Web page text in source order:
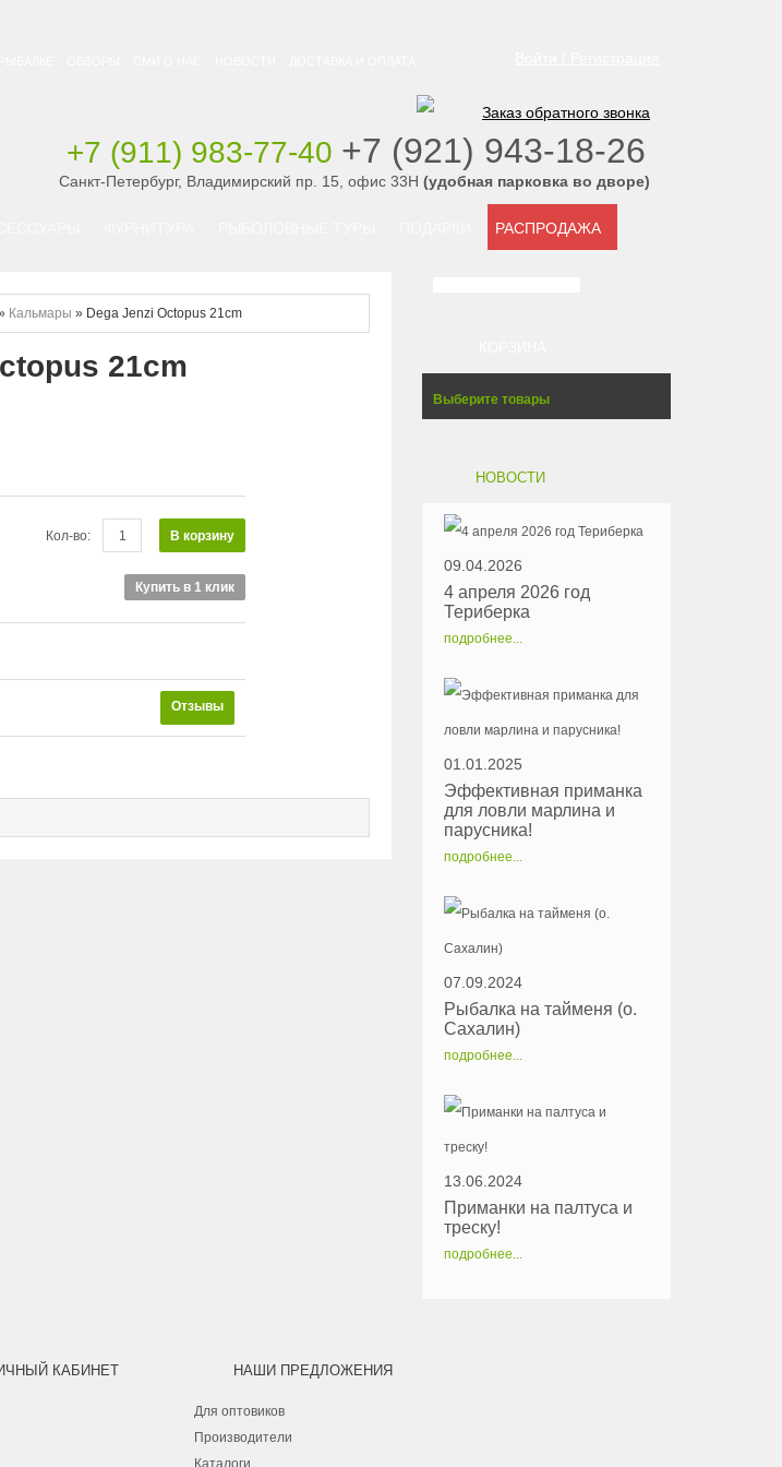
РАСПРОДАЖА
Заказ обратного звонка
+7 (911) 983-77-40 ‭+7 (921) 943-18-26
Санкт-Петербург, Владимирский пр. 15, офис 33Н (удобная парковка во дворе)
Кальмары » Dega Jenzi Octopus 21cm
21cm
В корзину
Кол-во:
Купить в 1 клик
Отзывы
Выберите товары
НОВОСТИ
09.04.2026
4 апреля 2026 год
Териберка
подробнее...
01.01.2025
Эффективная приманка
для ловли марлина и
парусника!
подробнее...
07.09.2024
Рыбалка на тайменя (о.
Сахалин)
подробнее...
13.06.2024
Приманки на палтуса и
треску!
подробнее...
КАБИНЕТ НАШИ ПРЕДЛОЖЕНИЯ
Для оптовиков
Производители
Каталоги